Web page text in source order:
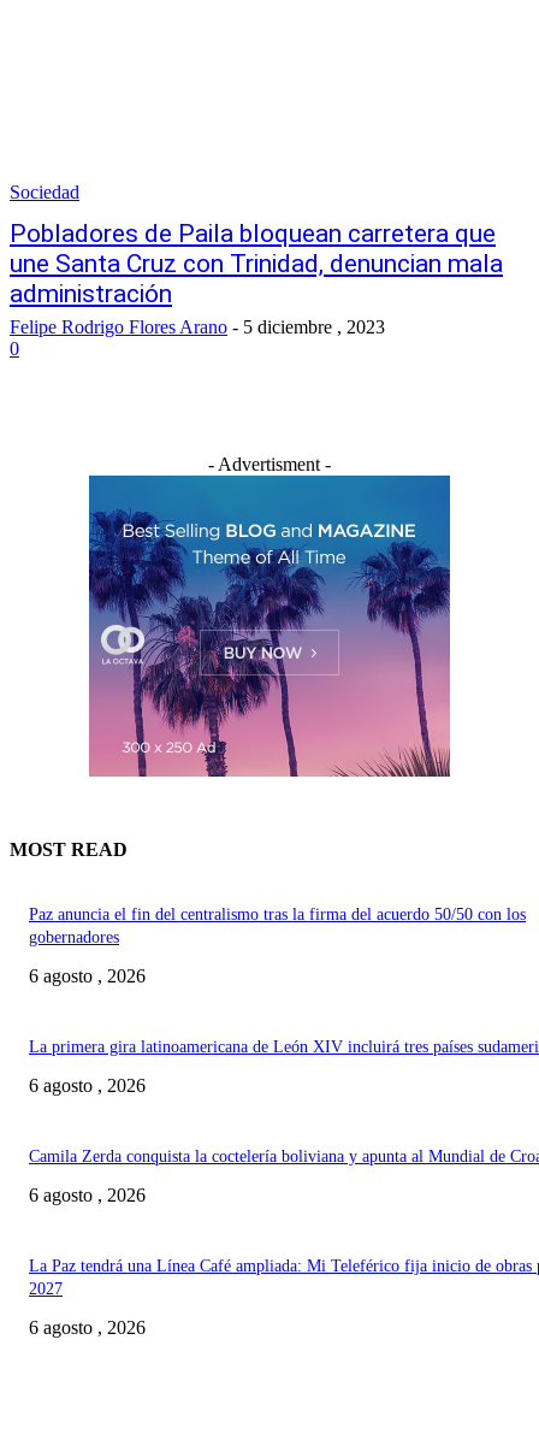
Sociedad
Pobladores de Paila bloquean carretera que
une Santa Cruz con Trinidad, denuncian mala
administración
Felipe Rodrigo Flores Arano - 5 diciembre , 2023
0
- Advertisment -
MOST READ
Paz anuncia el fin del centralismo tras la firma del acuerdo 50/50 con los
gobernadores
6 agosto , 2026
La primera gira latinoamericana de León XIV incluirá tres países
6 agosto , 2026
Camila Zerda conquista la coctelería boliviana y apunta al Mundial de
6 agosto , 2026
La Paz tendrá una Línea Café ampliada: Mi Teleférico fija inicio de obras
2027
6 agosto , 2026